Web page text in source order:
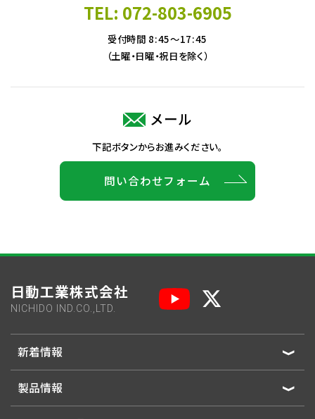
TEL: 072-803-6905
受付時間 8:45～17:45
（土曜・日曜・祝日を除く）
メール
下記ボタンからお進みください。
問い合わせフォーム
日動工業株式会社
NICHIDO IND.CO.,LTD.
新着情報
製品情報